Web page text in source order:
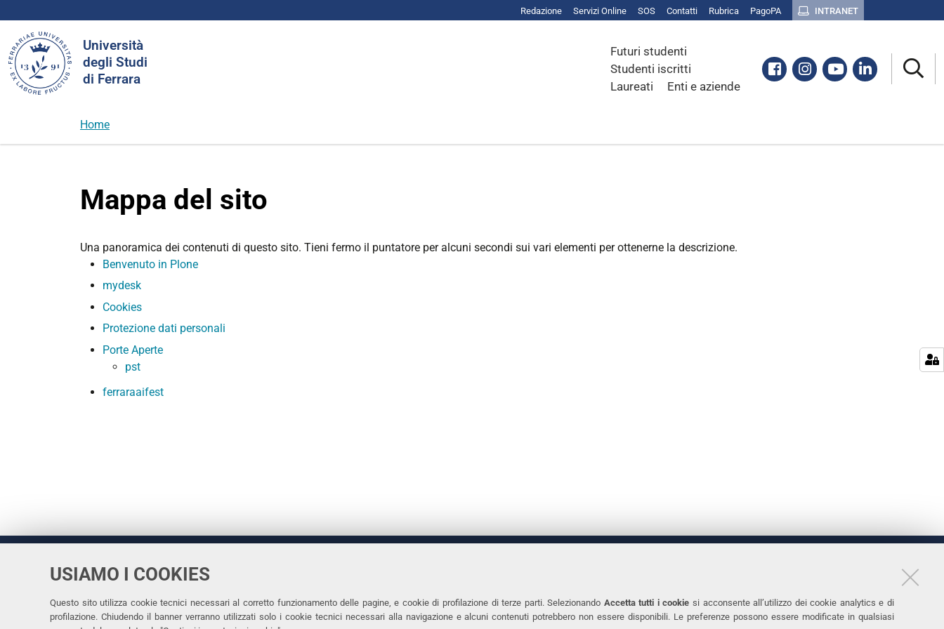
USIAMO I COOKIES
Questo sito utilizza cookie tecnici necessari al corretto funzionamento delle pagine, e cookie di profilazione di terze parti. Selezionando Accetta tutti i cookie si acconsente all’utilizzo dei cookie analytics e di
profilazione. Chiudendo il banner verranno utilizzati solo i cookie tecnici necessari alla navigazione e alcuni contenuti potrebbero non essere disponibili. Le preferenze possono essere modificate in qualsiasi
Redazione Servizi Online SOS Contatti Rubrica PagoPA INTRANET
Università
degli Studi
di Ferrara
Futuri studenti
Studenti iscritti
Laureati
Enti e aziende
Facebook
Instagram
YoutubeLinkedin
nel
sito
Home
Mappa del sito
Una panoramica dei contenuti di questo sito. Tieni fermo il puntatore per alcuni secondi sui vari elementi per ottenerne la descrizione.
Benvenuto in Plone
mydesk
Cookies
Protezione dati personali
Porte Aperte
pst
ferraraaifest
Università
di Ferrara
Rettrice: Prof.ssa Laura Ramaciotti
via Ludovico Ariosto, 35 - 44121 Ferrara
Tel. +39 0532 293111
Fax. +39 0532 293031
Accessibilità
Protezione dati personali